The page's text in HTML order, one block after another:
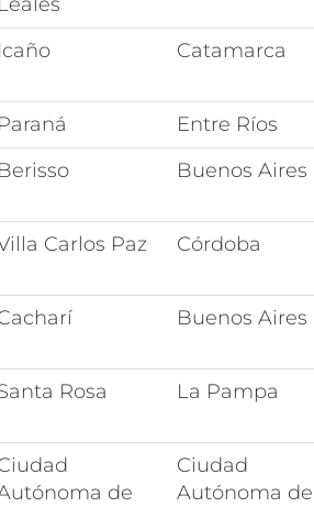
Icaño Catamarca
Paraná
Entre Ríos
Berisso Buenos Aires
Carlos Paz Córdoba
Buenos Aires
Rosa La Pampa
de
Ciudad
Autónoma de